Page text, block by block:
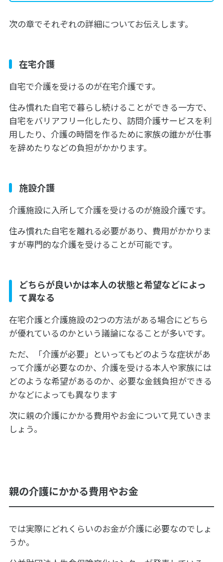
次の章でそれぞれの詳細についてお伝えします。
在宅介護
自宅で介護を受けるのが在宅介護です。
住み慣れた自宅で暮らし続けることができる一方で、
自宅をバリアフリー化したり、訪問介護サービスを利
用したり、介護の時間を作るために家族の誰かが仕事
を辞めたりなどの負担がかかります。
施設介護
介護施設に入所して介護を受けるのが施設介護です。
住み慣れた自宅を離れる必要があり、費用がかかりま
すが専門的な介護を受けることが可能です。
どちらが良いかは本人の状態と希望などによっ
て異なる
在宅介護と介護施設の2つの方法がある場合にどちら
が優れているのかという議論になることが多いです。
ただ、「介護が必要」といってもどのような症状があ
って介護が必要なのか、介護を受ける本人や家族には
どのような希望があるのか、必要な金銭負担ができる
かなどによっても異なります
次に親の介護にかかる費用やお金について見ていきま
しょう。
親の介護にかかる費用やお金
では実際にどれくらいのお金が介護に必要なのでしょ
うか。